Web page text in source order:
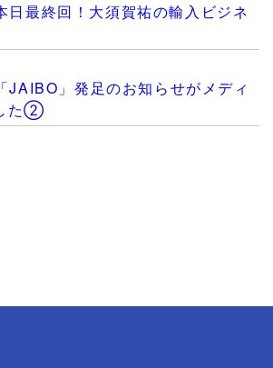
日最終回！大須賀祐の輸入ビジネ
「JAIBO」発足のお知らせがメディ
た②